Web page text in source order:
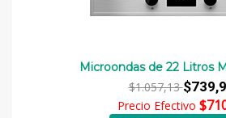
Microondas de 22 Litros
$1.057,13
Precio Efectivo